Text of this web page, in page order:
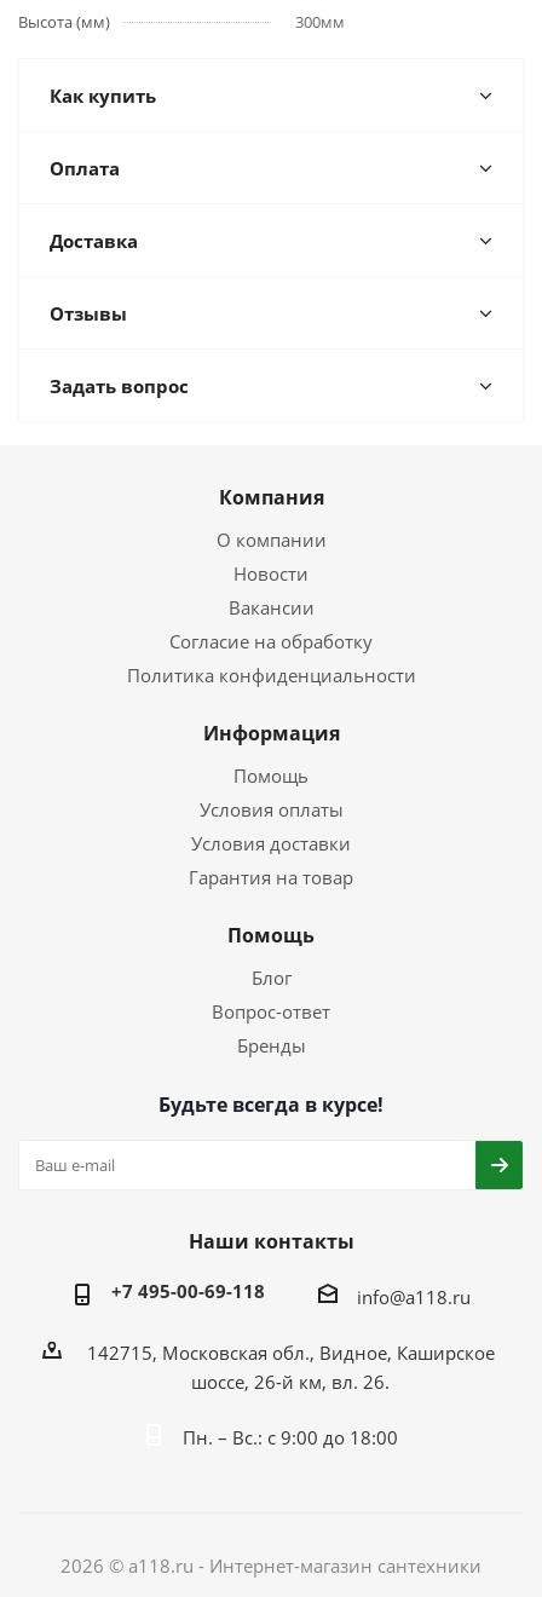
Высота (мм)
300мм
Как купить
Оплата
Доставка
Отзывы
Задать вопрос
Компания
О компании
Новости
Вакансии
Согласие на обработку
Политика конфиденциальности
Информация
Помощь
Условия оплаты
Условия доставки
Гарантия на товар
Помощь
Блог
Вопрос-ответ
Бренды
Будьте всегда в курсе!
Наши контакты
+7 495-00-69-118 info@a118.ru
142715, Московская обл., Видное, Каширское
шоссе, 26-й км, вл. 26.
Пн. – Вс.: с 9:00 до 18:00
2026 © a118.ru - Интернет-магазин сантехники